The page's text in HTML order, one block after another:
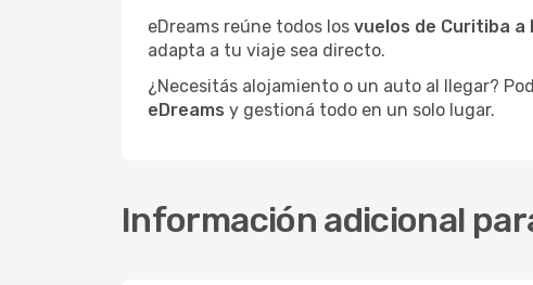
eDreams reúne todos los vuelos de Curitiba a
adapta a tu viaje sea directo.
¿Necesitás alojamiento o un auto al llegar?
eDreams y gestioná todo en un solo lugar.
Información adicional